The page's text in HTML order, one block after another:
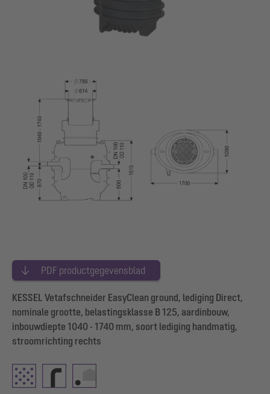
PDF productgegevensblad
KESSEL Vetafschneider EasyClean ground, lediging Direct,
nominale grootte, belastingsklasse B 125, aardinbouw,
inbouwdiepte 1040 - 1740 mm, soort lediging handmatig,
stroomrichting rechts